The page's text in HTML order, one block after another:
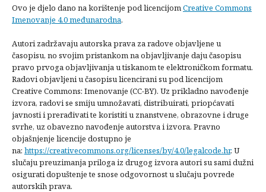
Ovo je djelo dano na korištenje pod licencijomCreative Commons
Imenovanje 4.0 međunarodna.
Autori zadržavaju autorska prava za radove objavljene u
časopisu, no svojim pristankom na objavljivanje daju časopisu
pravo prvoga objavljivanja u tiskanom te elektroničkom formatu.
Radovi objavljeni u časopisu licencirani su pod licencijom
Creative Commons: Imenovanje (CC-BY). Uz prikladno navođenje
izvora, radovi se smiju umnožavati, distribuirati, priopćavati
javnosti i prerađivati te koristiti u znanstvene, obrazovne i druge
svrhe, uz obavezno navođenje autorstva i izvora. Pravno
objašnjenje licencije dostupno je
na: https://creativecommons.org/licenses/by/4.0/legalcode.hr. U
slučaju preuzimanja priloga iz drugog izvora autori su sami dužni
osigurati dopuštenje te snose odgovornost u slučaju povrede
autorskih prava.